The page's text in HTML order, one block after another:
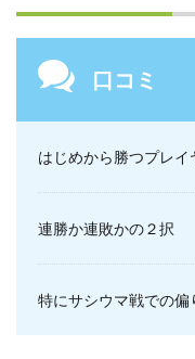
口コミ
はじめから勝つプレ
連勝か連敗かの２択
特にサシウマ戦での